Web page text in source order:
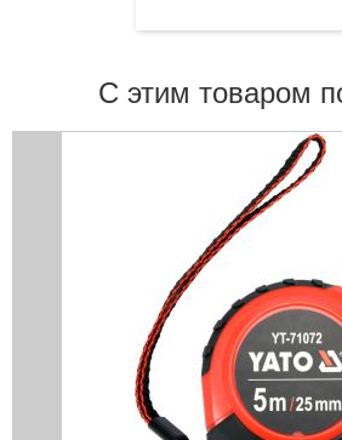
С этим товаром